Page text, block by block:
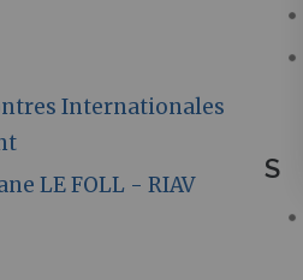
Internationales
LE FOLL - RIAV
S